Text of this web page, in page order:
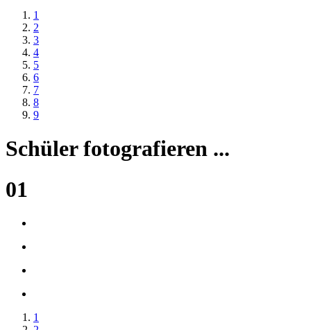
1
2
3
4
5
6
7
8
9
Schüler fotografieren ...
01
1